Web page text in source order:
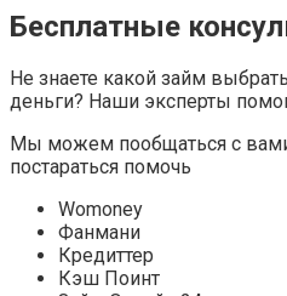
Бесплатные
Не знаете какой займ
деньги? Наши эксперты
Мы можем пообщаться с
постараться помочь
Womoney
Фанмани
Кредиттер
Кэш Поинт